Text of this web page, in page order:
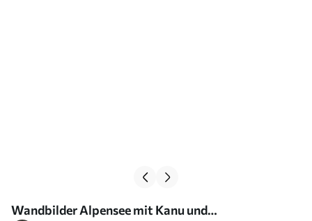
Wandbilder Alpensee mit Kanu und